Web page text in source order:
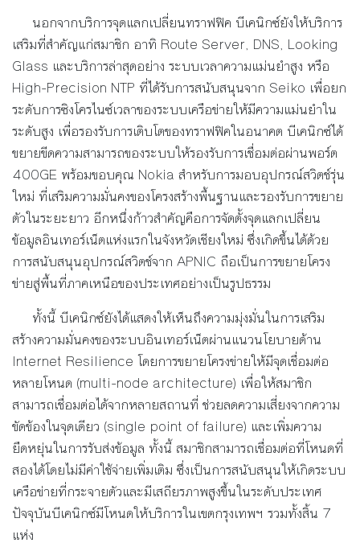
นอกจากบริการจุดแลกเปลี่ยนทราฟฟิค บีเคนิกซ์ยังให้บริการ
เสริมที่สำคัญแก่สมาชิก อาทิ Route Server, DNS, Looking
Glass และบริการล่าสุดอย่าง ระบบเวลาความแม่นยำสูง หรือ
High-Precision NTP ที่ได้รับการสนับสนุนจาก Seiko เพื่อยก
ระดับการซิงโครไนซ์เวลาของระบบเครือข่ายให้มีความแม่นยำใน
ระดับสูง เพื่อรองรับการเติบโตของทราฟฟิคในอนาคต บีเคนิกซ์ได้
ขยายขีดความสามารถของระบบให้รองรับการเชื่อมต่อผ่านพอร์ต
400GE พร้อมขอบคุณ Nokia สำหรับการมอบอุปกรณ์สวิตช์รุ่น
ใหม่ ที่เสริมความมั่นคงของโครงสร้างพื้นฐานและรองรับการขยาย
ตัวในระยะยาว อีกหนึ่งก้าวสำคัญคือการจัดตั้งจุดแลกเปลี่ยน
ข้อมูลอินเทอร์เน็ตแห่งแรกในจังหวัดเชียงใหม่ ซึ่งเกิดขึ้นได้ด้วย
การสนับสนุนอุปกรณ์สวิตช์จาก APNIC ถือเป็นการขยายโครง
ข่ายสู่พื้นที่ภาคเหนือของประเทศอย่างเป็นรูปธรรม
ทั้งนี้ บีเคนิกซ์ยังได้แสดงให้เห็นถึงความมุ่งมั่นในการเสริม
สร้างความมั่นคงของระบบอินเทอร์เน็ตผ่านแนวนโยบายด้าน
Internet Resilience โดยการขยายโครงข่ายให้มีจุดเชื่อมต่อ
หลายโหนด (multi-node architecture) เพื่อให้สมาชิก
สามารถเชื่อมต่อได้จากหลายสถานที่ ช่วยลดความเสี่ยงจากความ
ขัดข้องในจุดเดียว (single point of failure) และเพิ่มความ
ยืดหยุ่นในการรับส่งข้อมูล ทั้งนี้ สมาชิกสามารถเชื่อมต่อที่โหนดที่
สองได้โดยไม่มีค่าใช้จ่ายเพิ่มเติม ซึ่งเป็นการสนับสนุนให้เกิดระบบ
เครือข่ายที่กระจายตัวและมีเสถียรภาพสูงขึ้นในระดับประเทศ
ปัจจุบันบีเคนิกซ์มีโหนดให้บริการในเขตกรุงเทพฯ รวมทั้งสิ้น 7
แห่ง